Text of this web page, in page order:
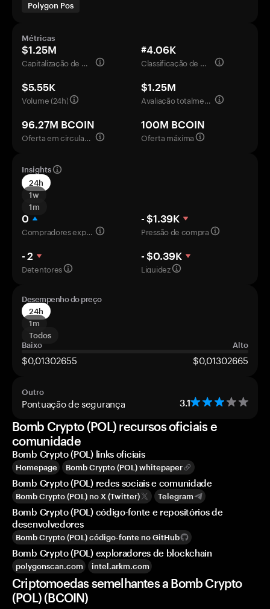
Polygon Pos
Métricas
$1.25M
Capitalização de mercado
#4.06K
Classificação de mercado
$5.55K
Volume (24h)
$1.25M
Avaliação totalmente diluída
96.27M BCOIN
Oferta em circulação
100M BCOIN
Oferta máxima
Insights
24h
1w
1m
0
Compradores experientes
- $1.39K
Pressão de compra
- 2
Detentores
- $0.39K
Liquidez
Desempenho do preço
24h
1m
Todos
Baixo
Alto
$0,01302655 $0,01302665
Outro
Pontuação de segurança 3.1
Bomb Crypto (POL) recursos oficiais e
comunidade
Bomb Crypto (POL) links oficiais
Homepage Bomb Crypto (POL) whitepaper
Bomb Crypto (POL) redes sociais e comunidade
Bomb Crypto (POL) no X (Twitter) Telegram
Bomb Crypto (POL) código-fonte e repositórios de
desenvolvedores
Bomb Crypto (POL) código-fonte no GitHub
Bomb Crypto (POL) exploradores de blockchain
polygonscan.com intel.arkm.com
Criptomoedas semelhantes a Bomb Crypto
(POL) (BCOIN)